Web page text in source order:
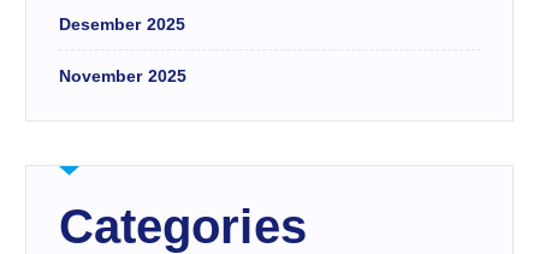
Desember 2025
November 2025
Categories